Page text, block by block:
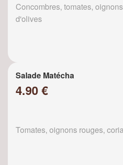
Concombres, tomates,
d'olives
Salade Matécha
4.90 €
Tomates, oignons rouges,